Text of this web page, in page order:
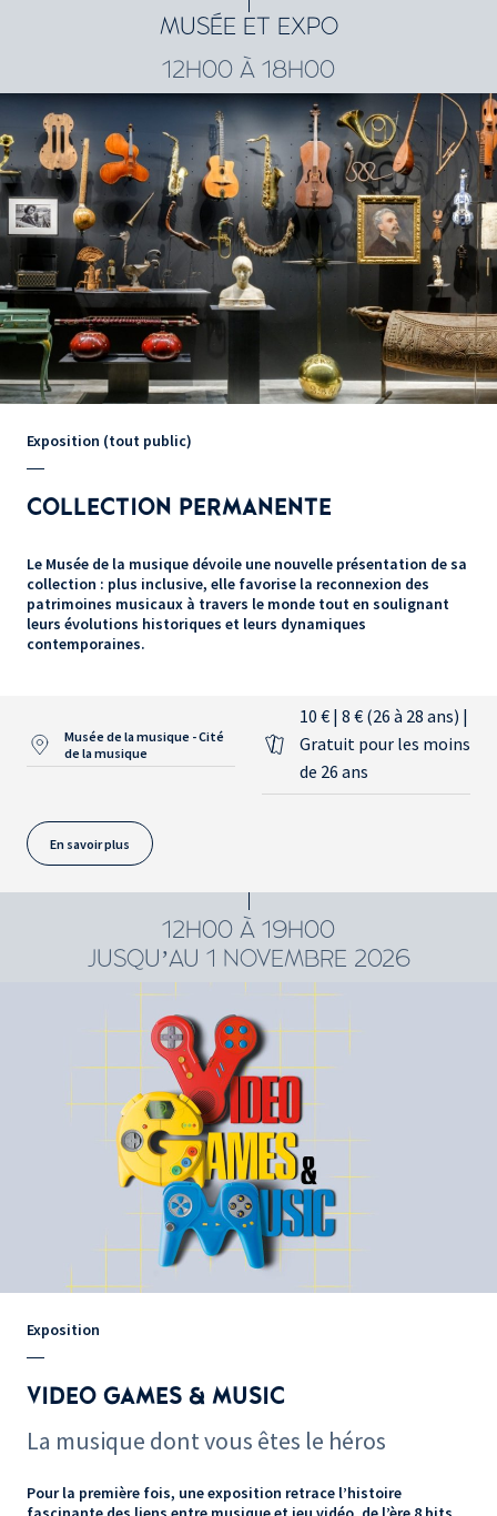
MUSÉE ET EXPO
12H00 À 18H00
Exposition (tout public)
COLLECTION PERMANENTE
Le Musée de la musique dévoile une nouvelle présentation de sa
collection : plus inclusive, elle favorise la reconnexion des
patrimoines musicaux à travers le monde tout en soulignant
leurs évolutions historiques et leurs dynamiques
contemporaines.
Musée de la musique - Cité
de la musique
10 € | 8 € (26 à 28 ans) |
Gratuit pour les moins
de 26 ans
En savoir plus
12H00 À 19H00
JUSQU’AU 1 NOVEMBRE 2026
Exposition
VIDEO GAMES & MUSIC
La musique dont vous êtes le héros
Pour la première fois, une exposition retrace l’histoire